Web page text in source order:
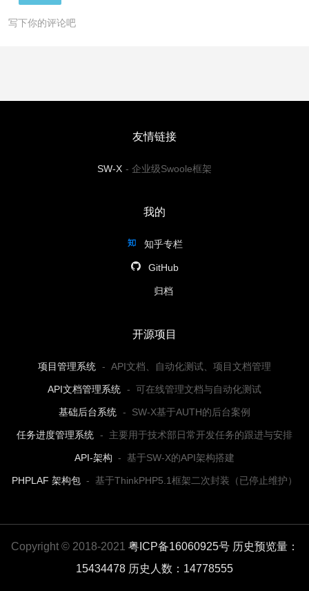
写下你的评论吧
友情链接
SW-X - 企业级Swoole框架
我的
知乎专栏
GitHub
归档
开源项目
项目管理系统 - API文档、自动化测试、项目文档管理
API文档管理系统 - 可在线管理文档与自动化测试
基础后台系统 - SW-X基于AUTH的后台案例
任务进度管理系统 - 主要用于技术部日常开发任务的跟进与安排
API-架构 - 基于SW-X的API架构搭建
PHPLAF 架构包 - 基于ThinkPHP5.1框架二次封装（已停止维护）
Copyright © 2018-2021 粤ICP备16060925号 历史预览量：
15434478 历史人数：14778555